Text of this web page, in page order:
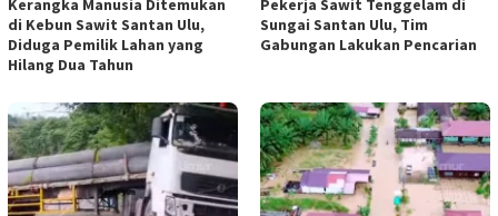
Kerangka Manusia Ditemukan
di Kebun Sawit Santan Ulu,
Diduga Pemilik Lahan yang
Hilang Dua Tahun
Pekerja Sawit Tenggelam di
Sungai Santan Ulu, Tim
Gabungan Lakukan Pencarian